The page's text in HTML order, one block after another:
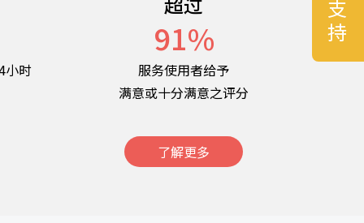
小时
91%
服务使用者给予
满意或十分满意之评分
了解更多